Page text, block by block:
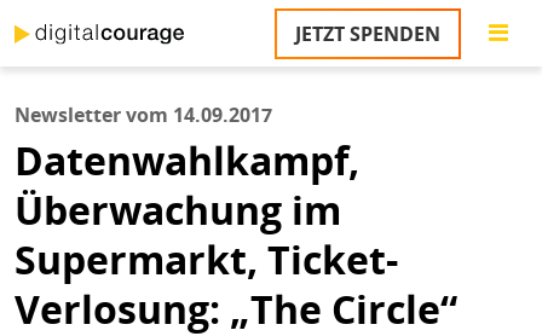
zum
Inhalt
JETZT SPENDEN
Newsletter vom 14.09.2017
Datenwahlkampf,
Überwachung im
Supermarkt, Ticket-
Verlosung: „The Circle“